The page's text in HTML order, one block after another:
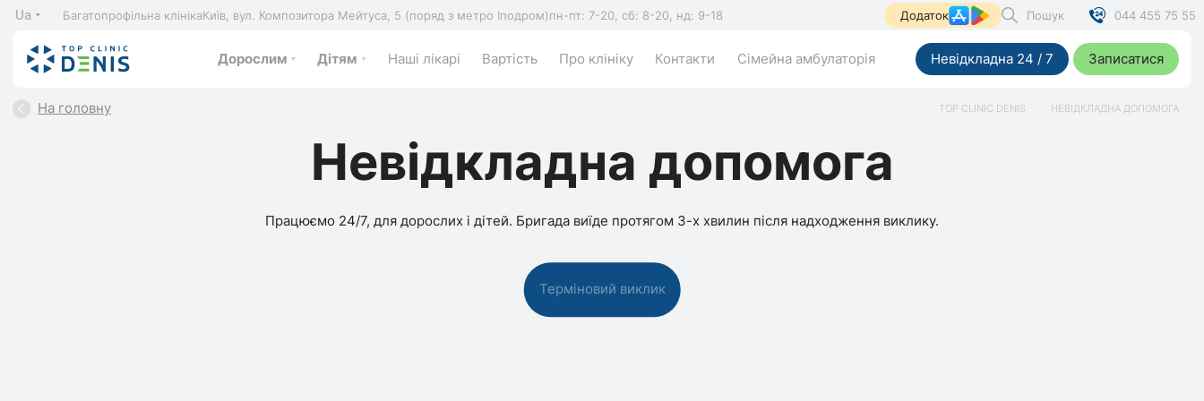
Ua Багатопрофільна клінікаКиїв, вул. Композитора Мейтуса, 5 (поряд з метро Іподром)пн-пт: 7-20, сб: 8-20, нд: 9-18 Додаток Пошук 044 455 75 55
Дорослим Дітям Наші лікарі Вартість Про клініку Контакти Сімейна амбулаторія Невідкладна 24 / 7 Записатися
На головну TOP CLINIC DENIS НЕВІДКЛАДНА ДОПОМОГА
Невідкладна допомога
Працюємо 24/7, для дорослих і дітей. Бригада виїде протягом 3-х хвилин після надходження виклику.
Терміновий виклик